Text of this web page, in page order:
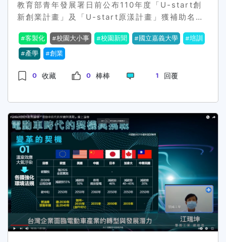
對抗網路攻擊的影響，分別提出一種新穎的模型分
割防禦系統和有效的演算法，歷經多種實驗和模擬
的結果，與傳統演算法相比，將有效防禦生成對抗
網路攻擊，並進一步減少50%的訓練時間。資工系
張米米則針對近年如 WIFI、藍芽、RFID、UWB
量多寡等外在因素影響準確度，運用類似QR
入地點分別記錄在資料庫中，發展出新的室內定位
技術。此外，化生系簡健閔的計畫為「雙醯胺-吡
啶配位基的鋅(II)及鎘(II)配位高分子化合物的相轉
變及機械研磨放光性質探討」，成功合成出三個修
飾上雙鍵氧原子的新穎配位基papso2、papso和
papco，並透過核磁共振光譜、紅外光譜和液相層
析質譜儀等物理鑑定方法，確認合成一系列配位
基。外文系黎芳妤的計畫以「華茲華斯記憶回溯之
力量」為題，除了分析英國浪漫主義詩人華茲華斯
對詩詞的定義，認為一切情感抒發的源頭來自於回
憶，也探討了華茲華斯詩詞中，回憶的重要性與其
教育部青年發展署日前公布110年度「U-start創
新創業計畫」及「U-start原漾計畫」獲補助名
學生創業團隊「智在嘉鄉，投筆從農」(宇安科技)
及「嘉禾農業科學」榮獲U-start創新創業計畫，
畫，其中「葛丘KO chill」團隊更以「獵人淬鍊的
創新服務組中榮獲佳作。嘉大自108年起以產學雙
軌並行積極輔導學生團隊，歷經完整的培訓與準
備，從400多組參賽團隊，一路過關斬將脫穎而
出，實屬不易。產學營運及推廣處黃健政處長表
示，恭喜今年獲得補助的團隊，青年創業是現今社
會趨勢，嘉大鼓勵學生團隊透過創業題材系列性的
構思，共同連結產業與創意，從過程中尋找到核心
價值，使其規劃符合市場需求，嘉大育成中心很榮
幸能提供學生在創業過程中的相關協助與資源，讓
他們的創業藍圖能付諸實現，成就心中的理想。創
新育成中心張文昌主任表示，「葛丘KO chill」團
客製化 校園大小事 校園新聞 國立嘉義大學
培訓
產學
創業
0 收藏 0 棒棒 1 回覆